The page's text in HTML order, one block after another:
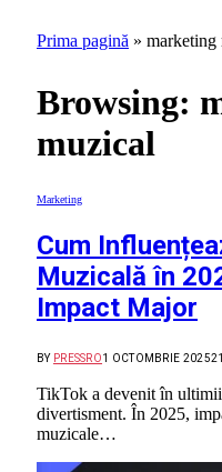
Prima pagină » marketing
Browsing:
muzical
Marketing
Cum
Muzicală în
Impact Major
BY PRESSRO1 OCTOMBRIE 202521
TikTok a devenit în
divertisment. În 2025,
muzicale…